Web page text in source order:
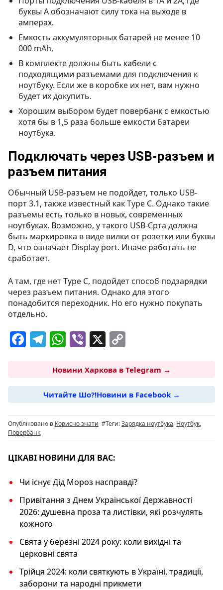
буквы А обозначают силу тока на выходе в
амперах.
Емкость аккумуляторных батарей не менее 10
000 mAh.
В комплекте должны быть кабели с
подходящими разъемами для подключения к
ноутбуку. Если же в коробке их нет, вам нужно
будет их докупить.
Хорошим выбором будет повербанк с емкостью
хотя бы в 1,5 раза больше емкости батареи
ноутбука.
Подключать через USB-разъем и
разъем питания
Обычный USB-разъем не подойдет, только USB-
порт 3.1, также известный как Type C. Однако такие
разъемы есть только в новых, современных
ноутбуках. Возможно, у такого USB-Cрта должна
быть маркировка в виде вилки от розетки или буквы
D, что означает Display port. Иначе работать не
сработает.
А там, где нет Type C, подойдет способ подзарядки
через разъем питания. Однако для этого
понадобится переходник. Но его нужно покупать
отдельно.
F
e
b
o
o
k
T
e
g
ra
m
W
at
s
A
p
Vi
er
X
p
y
Li
n
k
Новини Харкова в Telegram →
Читайте Шо?!Новини в Facebook →
Опубліковано в Корисно знати #Теги:Зарядка ноутбука, Ноутбук,
Повербанк
ЦІКАВІ НОВИНИ ДЛЯ ВАС:
Чи існує Дід Мороз насправді?
Привітання з Днем Української Державності
2026: душевна проза та листівки, які розчулять
кожного
Свята у березні 2024 року: коли вихідні та
церковні свята
Трійця 2024: коли святкують в Україні, традиції,
заборони та народні прикмети